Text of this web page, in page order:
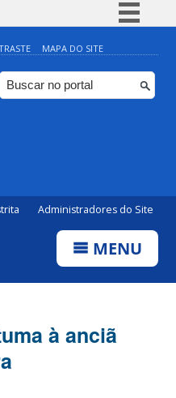
Simplifique!
Comunica BR
Participe
MAPA DO SITE
Administradores do Site
MENU
à anciã